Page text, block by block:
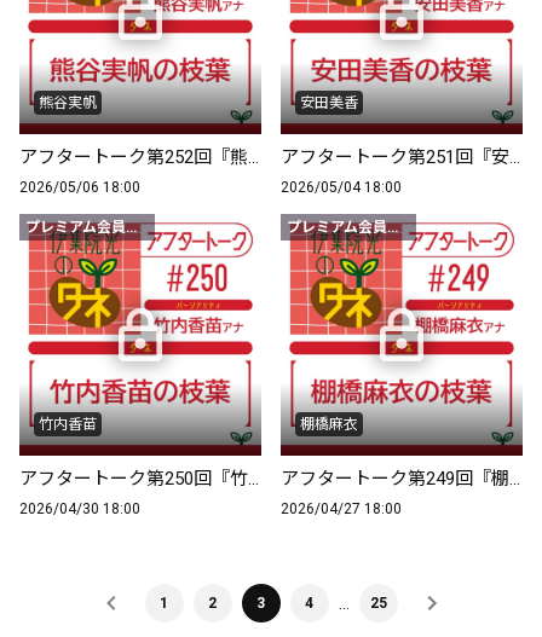
熊谷実帆
アフタートーク第252回『熊谷実帆の枝葉』
2026/05/06 18:00
安田美香
アフタートーク第251回『安田美香の枝葉』
2026/05/04 18:00
プレミアム会員限定
竹内香苗
アフタートーク第250回『竹内香苗の枝葉』
2026/04/30 18:00
プレミアム会員限定
棚橋麻衣
アフタートーク第249回『棚橋麻衣の枝葉』
2026/04/27 18:00
1 2 3 4 25